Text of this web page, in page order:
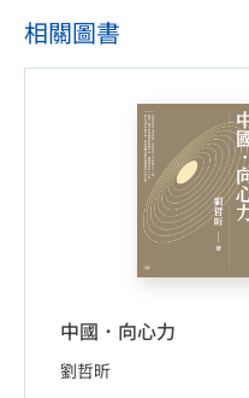
相關圖書
中國．向心力
劉哲昕